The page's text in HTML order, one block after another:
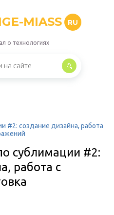
MIASS RU
о технологиях
#2: создание дизайна, работа
сублимации #2:
работа с